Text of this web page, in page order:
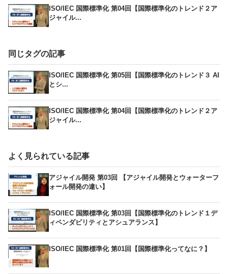
ISO/IEC 国際標準化 第04回【国際標準化のトレンド２ア
ジャイル...
同じタグの記事
ISO/IEC 国際標準化 第05回【国際標準化のトレンド３ AI
とシ...
ISO/IEC 国際標準化 第04回【国際標準化のトレンド２ア
ジャイル...
よく見られている記事
アジャイル開発 第03回 【アジャイル開発とウォーターフ
ォール開発の違い】
ISO/IEC 国際標準化 第03回【国際標準化のトレンド１デ
ィペンダビリティとアシュアランス】
ISO/IEC 国際標準化 第01回【国際標準化ってなに？】